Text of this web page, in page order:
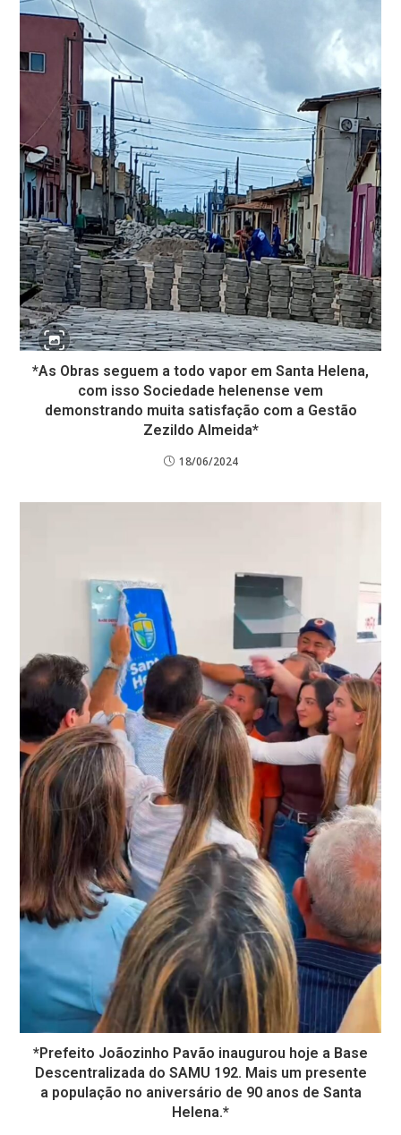
*As Obras seguem a todo vapor em Santa Helena,
com isso Sociedade helenense vem
demonstrando muita satisfação com a Gestão
Zezildo Almeida*
18/06/2024
*Prefeito Joãozinho Pavão inaugurou hoje a Base
Descentralizada do SAMU 192. Mais um presente
a população no aniversário de 90 anos de Santa
Helena.*